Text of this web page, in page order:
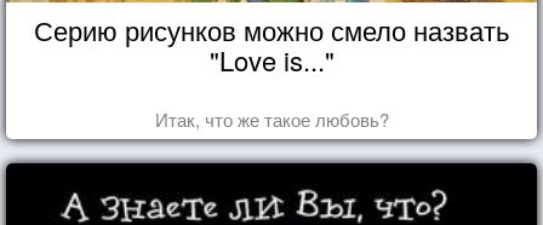
Серию рисунков можно смело назвать
"Love is..."
Итак, что же такое любовь?